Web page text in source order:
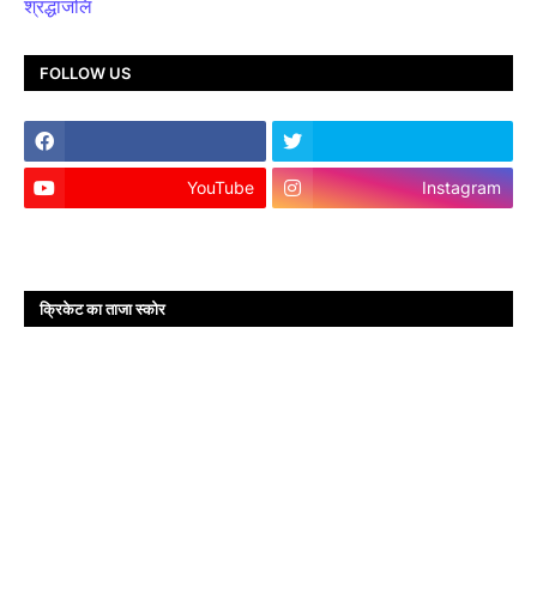
श्रद्धांजलि
FOLLOW US
YouTube Instagram
क्रिकेट का ताजा स्कोर